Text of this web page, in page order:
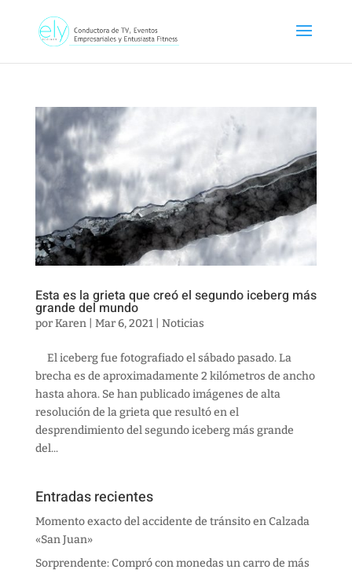
Esta es la grieta que creó el segundo iceberg más
grande del mundo
porKaren| Mar 6, 2021| Noticias
El iceberg fue fotografiado el sábado pasado. La
brecha es de aproximadamente 2 kilómetros de ancho
hasta ahora. Se han publicado imágenes de alta
resolución de la grieta que resultó en el
desprendimiento del segundo iceberg más grande
del...
Entradas recientes
Momento exacto del accidente de tránsito en Calzada
«San Juan»
Sorprendente: Compró con monedas un carro de más